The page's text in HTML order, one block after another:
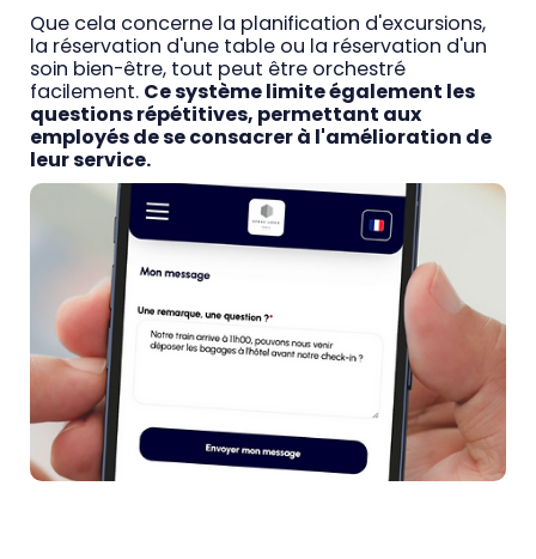
Que cela concerne la planification d'excursions,
la réservation d'une table ou la réservation d'un
soin bien-être, tout peut être orchestré
facilement. Ce système limite également les
questions répétitives, permettant aux
employés de se consacrer à l'amélioration de
leur service.